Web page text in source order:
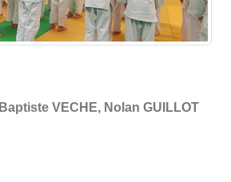
Baptiste VECHE, Nolan GUILLOT